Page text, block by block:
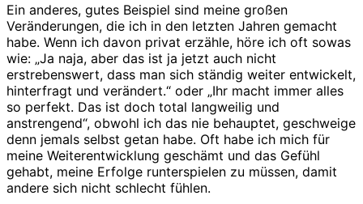
Ein anderes, gutes Beispiel sind meine großen
Veränderungen, die ich in den letzten Jahren gemacht
habe. Wenn ich davon privat erzähle, höre ich oft sowas
wie: „Ja naja, aber das ist ja jetzt auch nicht
erstrebenswert, dass man sich ständig weiter entwickelt,
hinterfragt und verändert.“ oder „Ihr macht immer alles
so perfekt. Das ist doch total langweilig und
anstrengend“, obwohl ich das nie behauptet, geschweige
denn jemals selbst getan habe. Oft habe ich mich für
meine Weiterentwicklung geschämt und das Gefühl
gehabt, meine Erfolge runterspielen zu müssen, damit
andere sich nicht schlecht fühlen.